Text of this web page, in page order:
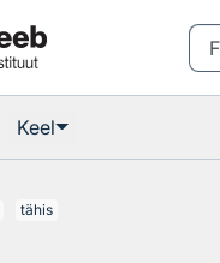
Keel
tähis